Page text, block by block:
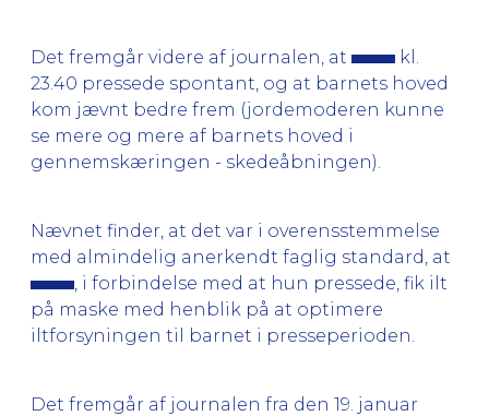
Det fremgår videre af journalen, at
kl.
23.40 pressede spontant, og at barnets hoved
kom jævnt bedre frem (jordemoderen kunne
se mere og mere af barnets hoved i
gennemskæringen - skedeåbningen).
Nævnet finder, at det var i overensstemmelse
med almindelig anerkendt faglig standard, at
, i forbindelse med at hun pressede, fik ilt
på maske med henblik på at optimere
iltforsyningen til barnet i presseperioden.
Det fremgår af journalen fra den 19. januar